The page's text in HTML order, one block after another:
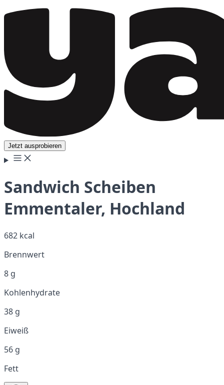
Jetzt ausprobieren
Sandwich Scheiben
Emmentaler, Hochland
682 kcal
Brennwert
8 g
Kohlenhydrate
38 g
Eiweiß
56 g
Fett